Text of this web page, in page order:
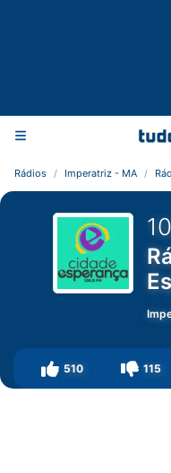
Rádios Imperatriz - MA
510 115